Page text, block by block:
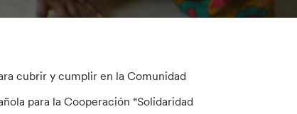
cubrir y cumplir en la Comunidad
para la Cooperación “Solidaridad